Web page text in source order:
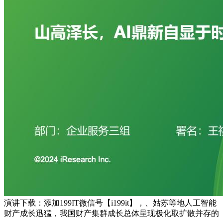
演讲下载：添加199IT微信号【i199it】，、姑苏等地人工智能
财产成长迅猛，我国财产集群成长总体呈现极化取扩散并存的